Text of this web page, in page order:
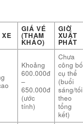
GIÁ VÉ
(THAM
KHẢO)
GIỜ
XUẤT
PHÁT
Khoảng
600.000đ
–
650.000đ
(ước
tính)
Chưa
công bố
cụ thể
(buổi
sáng/tối
theo
tổng
kết)